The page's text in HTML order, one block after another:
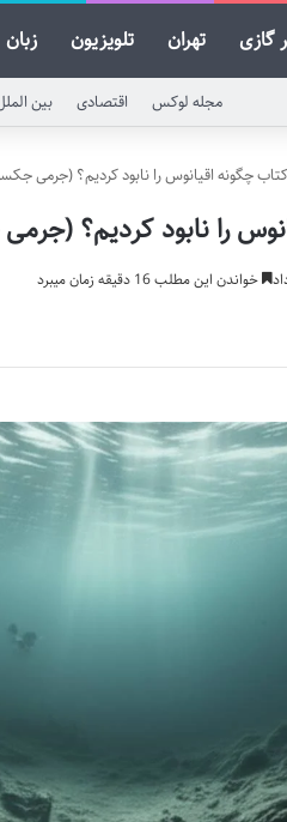
گازی تهران تلویزیون زبان
مجله لوکس اقتصادی بین
چگونه اقیانوس را نابود کردیم؟ (جرمی
را نابود کردیم؟
خواندن این مطلب 16 دقیقه زمان میبرد